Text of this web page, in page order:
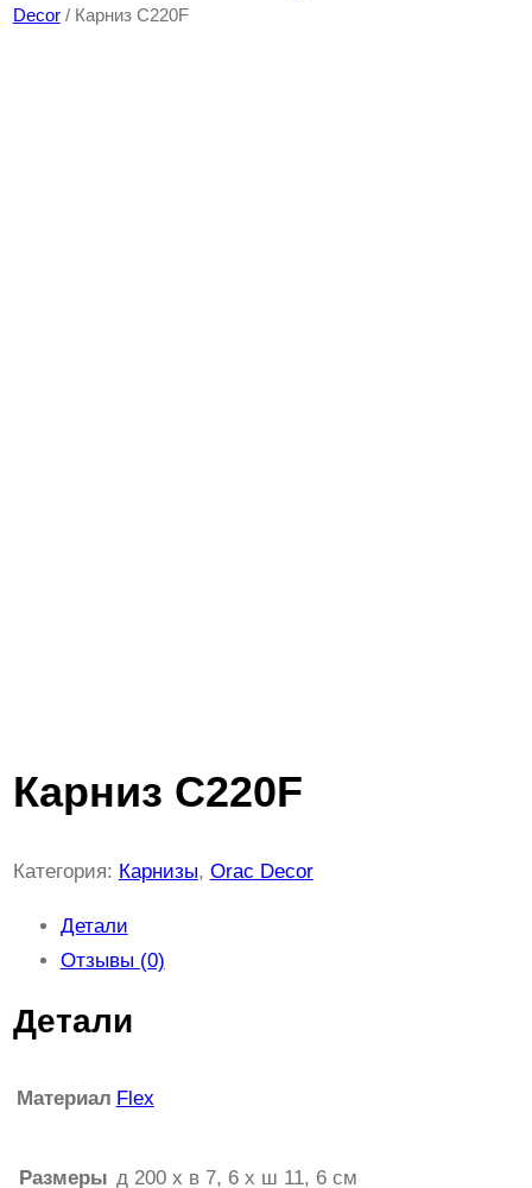
Decor/ Карниз C220F
Карниз C220F
Категория: Карнизы, Orac Decor
Детали
Отзывы (0)
Детали
Материал Flex
Размеры д 200 x в 7, 6 x ш 11, 6 см